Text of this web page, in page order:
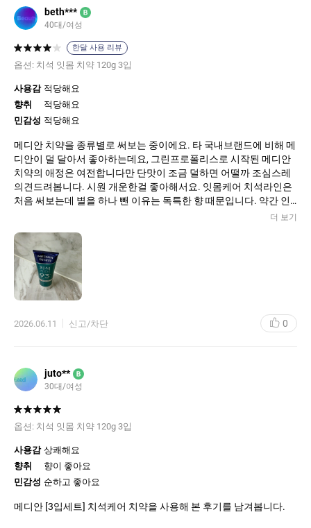
beth*** B
40대/여성
한달 사용 리뷰
옵션: 치석 잇몸 치약 120g 3입
사용감 적당해요
향취
적당해요
민감성 적당해요
메디안 치약을 종류별로 써보는 중이에요. 타 국내브랜드에 비해 메
디안이 덜 달아서 좋아하는데요, 그린프로폴리스로 시작된 메디안
치약의 애정은 여전합니다만 단맛이 조금 덜하면 어떨까 조심스레
의견드려봅니다. 시원 개운한걸 좋아해서요. 잇몸케어 치석라인은
처음 써보는데 별을 하나 뺀 이유는 독특한 향 때문입니다. 약간 인
공적인 사과향이 손이 안가게 하는 이유인 것 같아요. 특별히 의약
은 아침에 일어나서 개운한가, 단맛이 강하지 않은가, 잔여감 없이
깔끔한 마무리감인가..이런 기준으로 봅니다. 여러측면에서는 괜찮
은데 향 하나가 조금 아쉽네요.
더 보기
2026.06.11 신고/차단 0
juto** B
30대/여성
옵션: 치석 잇몸 치약 120g 3입
사용감 상쾌해요
향취
향이 좋아요
민감성 순하고 좋아요
메디안 [3입세트] 치석케어 치약을 사용해 본 후기를 남겨봅니다.